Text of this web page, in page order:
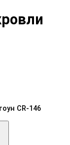
CR-146